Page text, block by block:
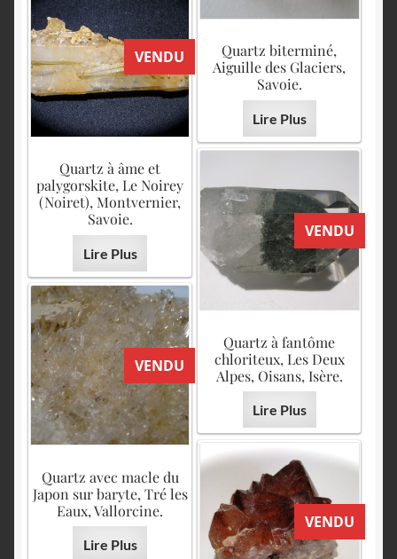
Quartz biterminé,
Aiguille des Glaciers,
Savoie.
Lire Plus
VENDU
Quartz à âme et
palygorskite, Le Noirey
(Noiret), Montvernier,
Savoie.
Lire Plus
VENDU
Quartz à fantôme
chloriteux, Les Deux
Alpes, Oisans, Isère.
Lire Plus
VENDU
Quartz avec macle du
Japon sur baryte, Tré les
Eaux, Vallorcine.
Lire Plus
VENDU